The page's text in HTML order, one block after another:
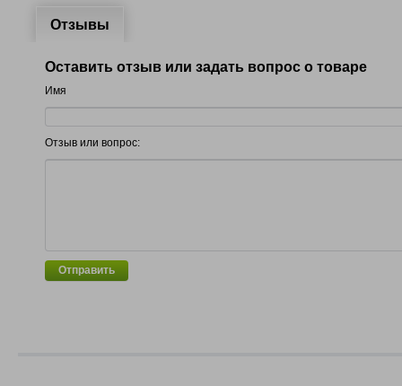
Отзывы
Оставить отзыв или задать вопрос о товаре
Имя
Отзыв или вопрос:
Отправить